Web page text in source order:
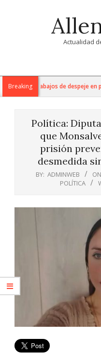
Actualidad
Navigation
MenuBreaking
intensos trabajos de despeje en
Política:
que
prisión
desmedida
BY: ADMINWEB
POLÍTICA